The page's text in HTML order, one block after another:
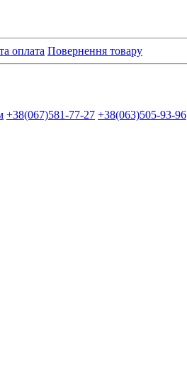
оплата Повернення товару
+38(067)581-77-27 +38(063)505-93-96